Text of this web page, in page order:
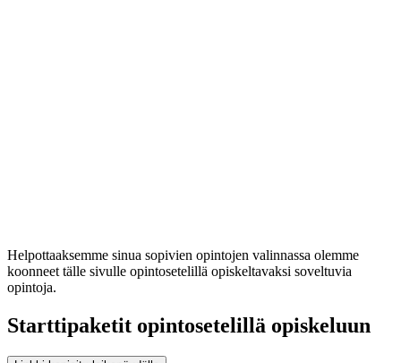
Helpottaaksemme sinua sopivien opintojen valinnassa olemme
koonneet tälle sivulle opintosetelillä opiskeltavaksi soveltuvia
opintoja.
Starttipaketit opintosetelillä opiskeluun